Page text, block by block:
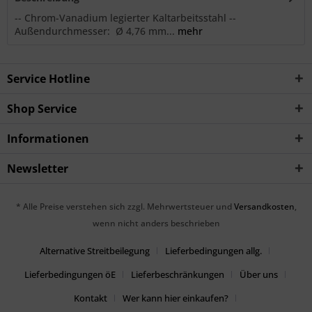
-- Chrom-Vanadium legierter Kaltarbeitsstahl --
Außendurchmesser: Ø 4,76 mm... mehr
Service Hotline
Shop Service
Informationen
Newsletter
* Alle Preise verstehen sich zzgl. Mehrwertsteuer und Versandkosten,
wenn nicht anders beschrieben
Alternative Streitbeilegung
Lieferbedingungen allg.
Lieferbedingungen öE
Lieferbeschränkungen
Über uns
Kontakt
Wer kann hier einkaufen?